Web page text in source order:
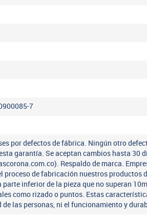
7
por defectos de fábrica. Ningún otro
garantía. Se aceptan cambios hasta 30
Respaldo de marca.
proceso de fabricación nuestros productos
inferior de la pieza que no superan
como rizado o puntos. Estas
las personas, ni el funcionamiento y